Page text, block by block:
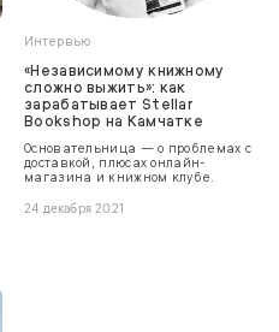
Интервью
«Независимому книжному
сложно выжить»: как
зарабатывает Stellar
Bookshop на Камчатке
Основательница — о проблемах с
доставкой, плюсах онлайн-
магазина и книжном клубе.
24 декабря 2021